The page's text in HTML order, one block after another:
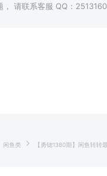
， 请联系客服 QQ：
闲鱼类 【勇锶1380期】闲鱼转转